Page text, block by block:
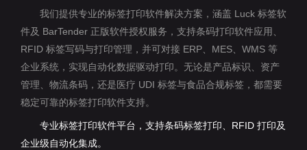
我们提供专业的标签打印软件解决方案，涵盖 Luck 标签软
件及 BarTender 正版软件授权服务，支持条码打印软件应用、
RFID 标签写码与打印管理，并可对接 ERP、MES、WMS 等
企业系统，实现自动化数据驱动打印。无论是产品标识、资产
管理、物流条码，还是医疗 UDI 标签与食品合规标签，都需要
稳定可靠的标签打印软件支持。
专业标签打印软件平台，支持条码标签打印、RFID 打印及
企业级自动化集成。